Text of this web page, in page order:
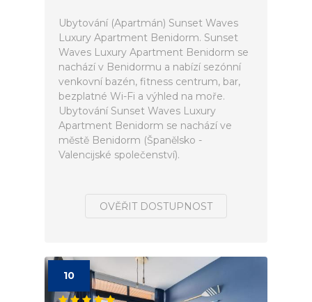
Ubytování (Apartmán) Sunset Waves
Luxury Apartment Benidorm. Sunset
Waves Luxury Apartment Benidorm se
nachází v Benidormu a nabízí sezónní
venkovní bazén, fitness centrum, bar,
bezplatné Wi-Fi a výhled na moře.
Ubytování Sunset Waves Luxury
Apartment Benidorm se nachází ve
městě Benidorm (Španělsko -
Valencijské společenství).
OVĚŘIT DOSTUPNOST
10